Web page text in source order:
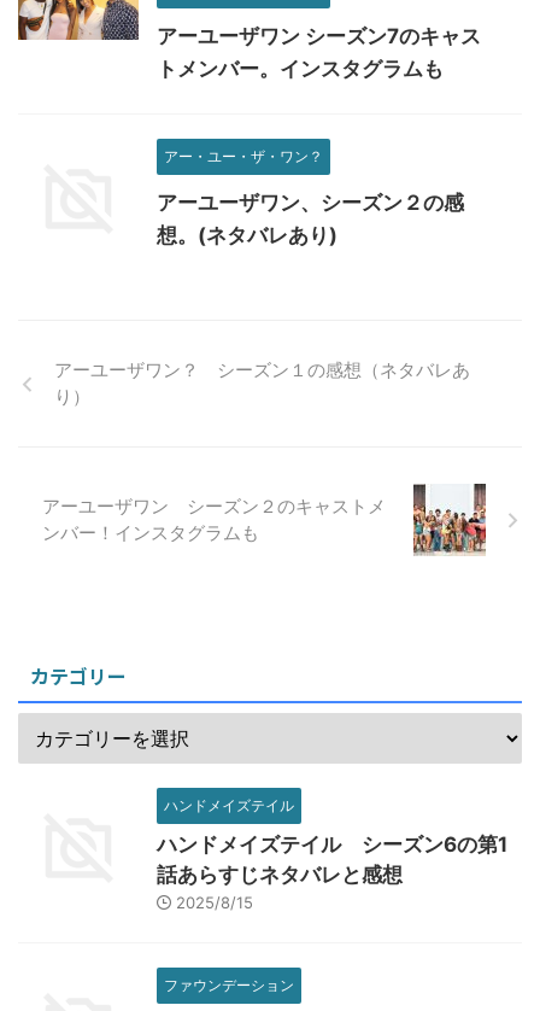
アーユーザワン シーズン7のキャス
トメンバー。インスタグラムも
アー・ユー・ザ・ワン？
アーユーザワン、シーズン２の感
想。(ネタバレあり)
アーユーザワン？ シーズン１の感想（ネタバレあ
り）
アーユーザワン シーズン２のキャストメ
ンバー！インスタグラムも
カテゴリー
ハンドメイズテイル
ハンドメイズテイル シーズン6の第1
話あらすじネタバレと感想
2025/8/15
ファウンデーション